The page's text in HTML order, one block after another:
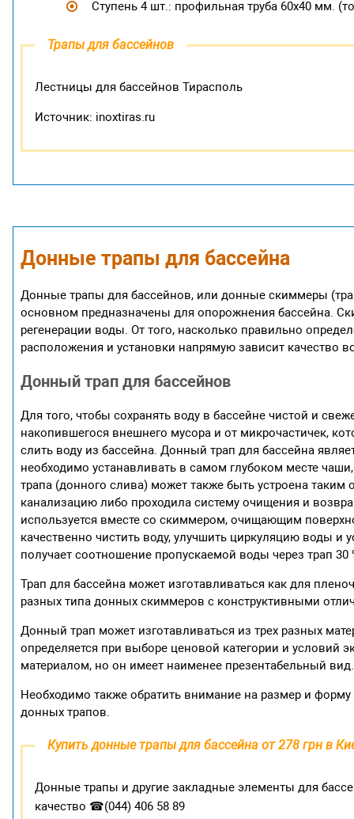
Ступень 4 шт.: профильная труба 60х40 мм.
Трапы для бассейнов
Лестницы для бассейнов Тирасполь
Источник: inoxtiras.ru
Донные трапы для бассейна
Донные трапы для бассейнов, или донные скиммеры
основном предназначены для опорожнения бассейна.
регенерации воды. От того, насколько правильно
расположения и установки напрямую зависит качество
Донный трап для бассейнов
Для того, чтобы сохранять воду в бассейне чистой и
накопившегося внешнего мусора и от микрочастичек,
слить воду из бассейна. Донный трап для бассейна
необходимо устанавливать в самом глубоком месте
трапа (донного слива) может также быть устроена
канализацию либо проходила систему очищения и
используется вместе со скиммером, очищающим
качественно чистить воду, улучшить циркуляцию воды
получает соотношение пропускаемой воды через трап 30
Трап для бассейна может изготавливаться как для
разных типа донных скиммеров с конструктивными
Донный трап может изготавливаться из трех разных
определяется при выборе ценовой категории и условий
материалом, но он имеет наименее презентабельный вид.
Необходимо также обратить внимание на размер и форму
донных трапов.
Купить донные трапы для бассейна от 278 грн в
Донные трапы и другие закладные элементы для
качество ☎(044) 406 58 89